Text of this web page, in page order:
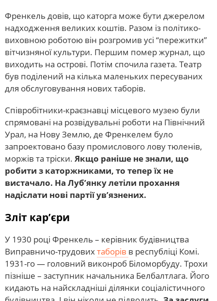
Френкель довів, що каторга може бути джерелом
надходження великих коштів. Разом із політико-
виховною роботою він розгромив усі “пережитки”
вітчизняної культури. Першим помер журнал, що
виходить на острові. Потім спочила газета. Театр
був поділений на кілька маленьких пересуваних
для обслуговування нових таборів.
Співробітники-краєзнавці місцевого музею були
спрямовані на розвідувальні роботи на Північний
Урал, на Нову Землю, де Френкелем було
запроектовано базу промислового лову тюленів,
моржів та тріски. Якщо раніше не знали, що
робити з каторжниками, то тепер їх не
вистачало. На Луб’янку летіли прохання
надіслати нові партії ув’язнених.
Зліт кар’єри
У 1930 році Френкель – керівник будівництва
Виправничо-трудовихтаборів в республіці Комі.
1931-го — головний виконроб Біломорбуду. Трохи
пізніше – заступник начальника Белбалтлага. Його
кидають на найскладніші ділянки соціалістичного